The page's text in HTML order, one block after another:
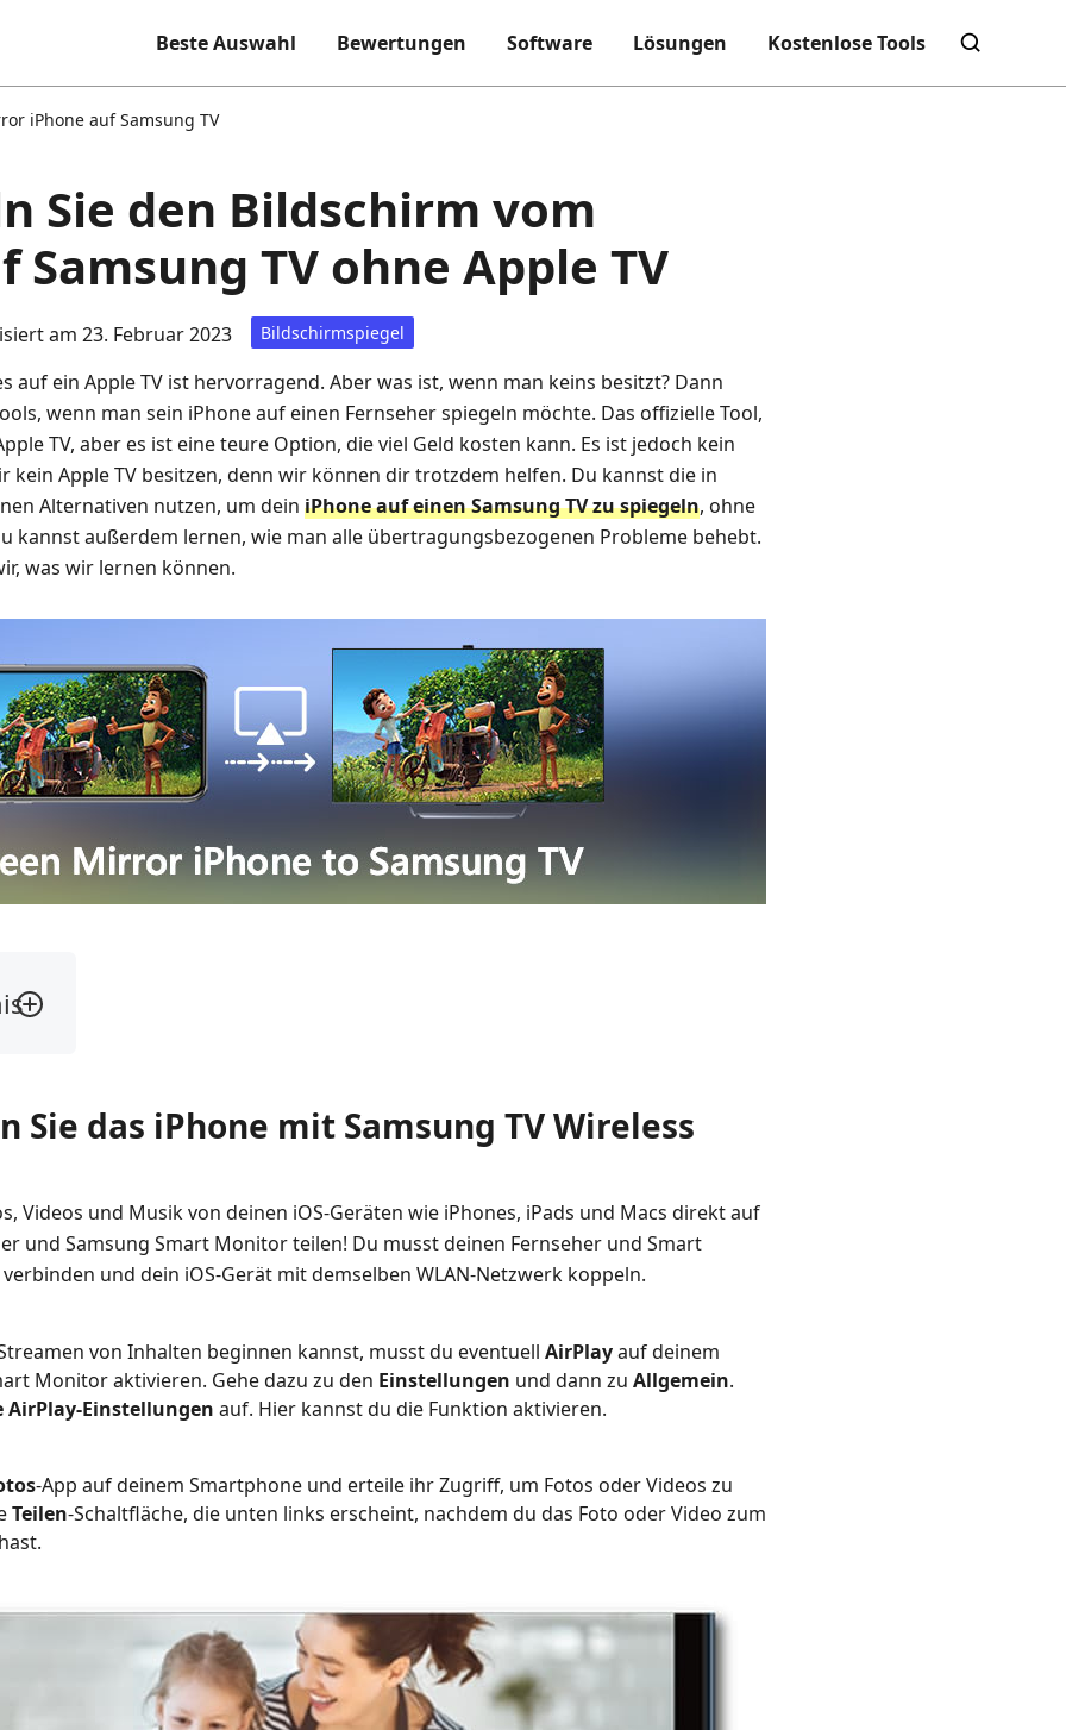
Beste Auswahl Bewertungen Software Lösungen Kostenlose Tools
iPhone auf Samsung TV
Sie den Bildschirm vom
Samsung TV ohne Apple TV
am 23. Februar 2023 Bildschirmspiegel
auf ein Apple TV ist hervorragend. Aber was ist, wenn man keins besitzt? Dann
wenn man sein iPhone auf einen Fernseher spiegeln möchte. Das offizielle Tool,
TV, aber es ist eine teure Option, die viel Geld kosten kann. Es ist jedoch kein
kein Apple TV besitzen, denn wir können dir trotzdem helfen. Du kannst die in
Alternativen nutzen, um dein iPhone auf einen Samsung TV zu spiegeln, ohne
kannst außerdem lernen, wie man alle übertragungsbezogenen Probleme behebt.
was wir lernen können.
Sie das iPhone mit Samsung TV Wireless
Videos und Musik von deinen iOS‑Geräten wie iPhones, iPads und Macs direkt auf
und Samsung Smart Monitor teilen! Du musst deinen Fernseher und Smart
und dein iOS‑Gerät mit demselben WLAN‑Netzwerk koppeln.
von Inhalten beginnen kannst, musst du eventuell AirPlayauf deinem
Monitor aktivieren. Gehe dazu zu den Einstellungen und dann zu Allgemein.
AirPlay-Einstellungen auf. Hier kannst du die Funktion aktivieren.
-App auf deinem Smartphone und erteile ihr Zugriff, um Fotos oder Videos zu
Teilen-Schaltfläche, die unten links erscheint, nachdem du das Foto oder Video zum